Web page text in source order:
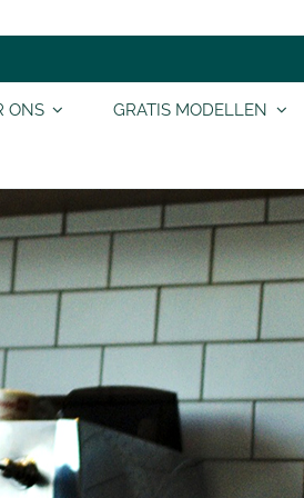
ONS GRATIS MODELLEN